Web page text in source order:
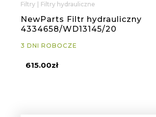
Filtry Filtry hydrauliczne
NewParts Filtr hydrauliczny
4334658/WD13145/20
3 DNI ROBOCZE
615.00zł